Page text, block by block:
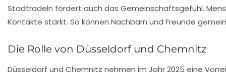
Stadtradeln fördert auch das Gemeinschaftsgefühl.
Kontakte stärkt. So können Nachbarn und Freunde
Die Rolle von Düsseldorf und Chemnitz
Düsseldorf und Chemnitz nehmen im Jahr 2025 eine